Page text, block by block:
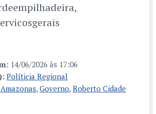
14/06/2026 às 17:06
Políticia Regional
Amazonas, Governo, Roberto Cidade